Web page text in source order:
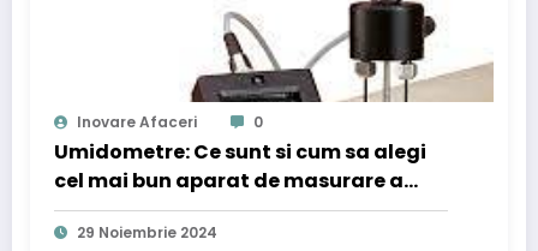
Inovare Afaceri 0
Umidometre: Ce sunt si cum sa alegi
cel mai bun aparat de masurare a
umiditatii
29 Noiembrie 2024